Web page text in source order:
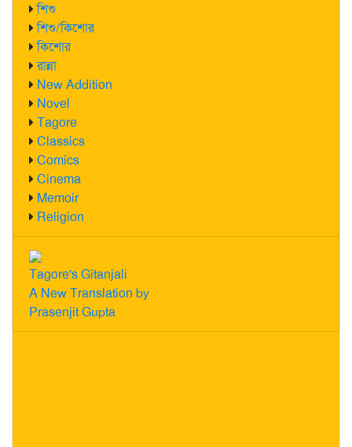
শিশু
শিশু/কিশোর
কিশোর
রান্না
New Addition
Novel
Tagore
Classics
Comics
Cinema
Memoir
Religion
Tagore's Gitanjali
A New Translation by
Prasenjit Gupta